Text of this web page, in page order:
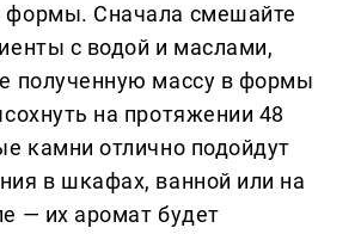
формы. Сначала смешайте
с водой и маслами,
полученную массу в формы
на протяжении 48
камни отлично подойдут
в шкафах, ванной или на
— их аромат будет